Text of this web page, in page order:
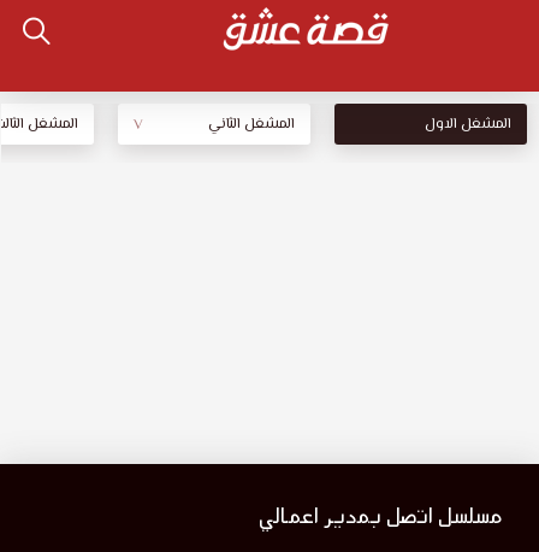
المشغل الاول المشغل الثاني V المشغل
مسلسل اتصل بمدير اعمالي